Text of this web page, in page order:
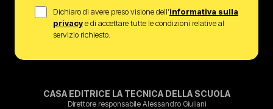
Dichiaro di avere preso visione dell’informativa sulla
privacye di accettare tutte le condizioni relative al
servizio richiesto.
CASA EDITRICE LA TECNICA DELLA SCUOLA
Direttore responsabile Alessandro Giuliani